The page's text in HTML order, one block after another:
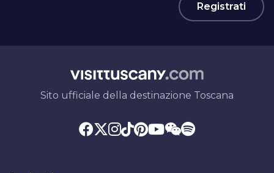
Registrati
Sito ufficiale della destinazione Toscana